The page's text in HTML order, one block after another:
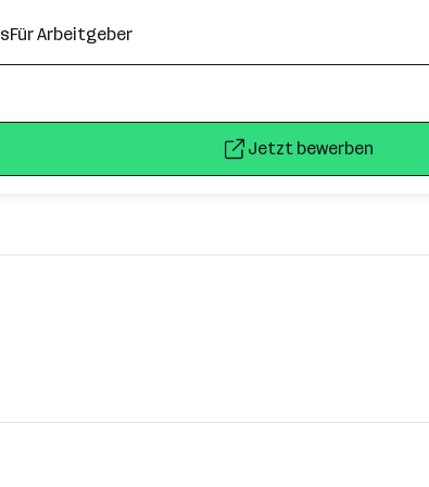
Für Arbeitgeber
Jetzt bewerben